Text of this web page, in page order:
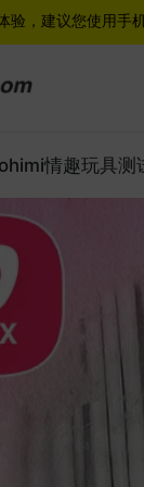
验，建议您使用手
情趣玩具测